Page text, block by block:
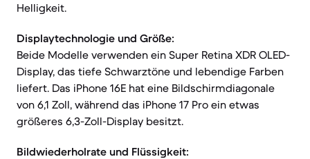
Helligkeit.
Displaytechnologie und Größe:
Beide Modelle verwenden ein Super Retina XDR OLED-
Display, das tiefe Schwarztöne und lebendige Farben
liefert. Das iPhone 16E hat eine Bildschirmdiagonale
von 6,1 Zoll, während das iPhone 17 Pro ein etwas
größeres 6,3-Zoll-Display besitzt.
Bildwiederholrate und Flüssigkeit: